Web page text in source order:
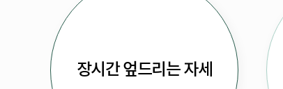
장시간 엎드리는 자세